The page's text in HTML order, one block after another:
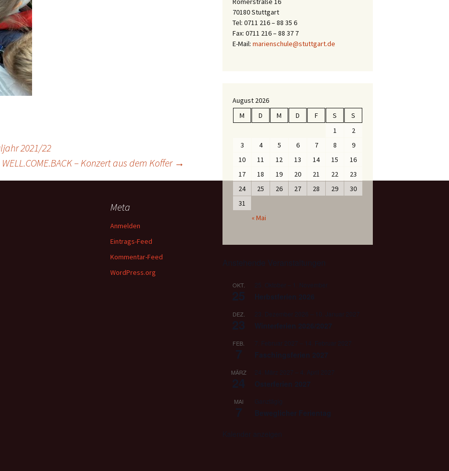
2021/22
WELL.COME.BACK – Konzert aus dem Koffer →
70180 Stuttgart
Tel: 0711 216 – 88 35 6
Fax: 0711 216 – 88 37 7
E-Mail: marienschule@stuttgart.de
August 2026
M
D M D F S
S
1
2
3
4 5 6 7 8
9
10
11 12 13 14 15
16
17
18 19 20 21 22
23
24
25 26 27 28 29
30
31
« Mai
Anstehende Veranstaltungen
OKT.
25
25. Oktober
Herbstferien 2026
DEZ.
23
10. Januar 2027
Winterferien 2026/2027
FEB.
7
7. Februar 2027 14. Februar 2027
Faschingsferien 2027
MÄRZ
24
24. März 2027 4. April 2027
Osterferien 2027
MAI
7 Beweglicher Ferientag
Kalender anzeigen
Meta
Anmelden
Eintrags-Feed
Kommentar-Feed
WordPress.org